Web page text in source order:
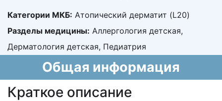
Категории МКБ: Атопический дерматит (L20)
Разделы медицины: Аллергология детская,
Дерматология детская, Педиатрия
Общая информация
Краткое описание